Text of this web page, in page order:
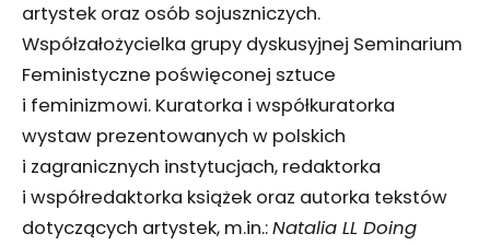
artystek oraz osób sojuszniczych.
Współzałożycielka grupy dyskusyjnej Seminarium
Feministyczne poświęconej sztuce
i feminizmowi. Kuratorka i współkuratorka
wystaw prezentowanych w polskich
i zagranicznych instytucjach, redaktorka
i współredaktorka książek oraz autorka tekstów
dotyczących artystek, m.in.:Natalia LL Doing